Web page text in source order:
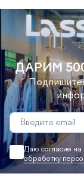
ДАРИМ
Даю согласие на
обработку